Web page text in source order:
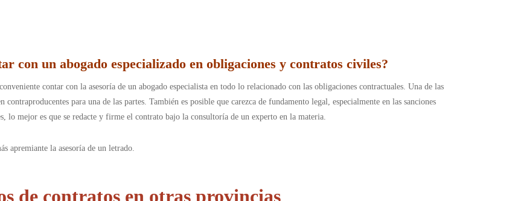
con un abogado especializado en obligaciones y contratos civiles?
contar con la asesoría de un abogado especialista en todo lo relacionado con las obligaciones contractuales. Una de las
para una de las partes. También es posible que carezca de fundamento legal, especialmente en las sanciones
lo mejor es que se redacte y firme el contrato bajo la consultoría de un experto en la materia.
apremiante la asesoría de un letrado.
de contratos en otras provincias